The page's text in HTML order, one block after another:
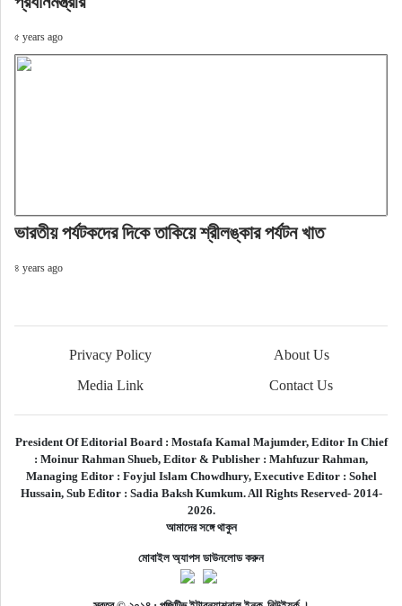
৫ years ago
ভারতীয় পর্যটকদের দিকে তাকিয়ে শ্রীলঙ্কার পর্যটন খাত
৪ years ago
Privacy Policy
About Us
Media Link
Contact Us
President Of Editorial Board : Mostafa Kamal Majumder, Editor In Chief
: Moinur Rahman Shueb, Editor & Publisher : Mahfuzur Rahman,
Managing Editor : Foyjul Islam Chowdhury, Executive Editor : Sohel
Hussain, Sub Editor : Sadia Baksh Kumkum. All Rights Reserved- 2014-
2026.
আমাদের সঙ্গে থাকুন
মোবাইল অ্যাপস ডাউনলোড করুন